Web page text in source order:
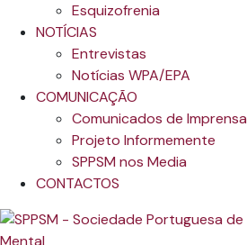
Esquizofrenia
NOTÍCIAS
Entrevistas
Notícias WPA/EPA
COMUNICAÇÃO
Comunicados de Imprensa
Projeto Informemente
SPPSM nos Media
CONTACTOS